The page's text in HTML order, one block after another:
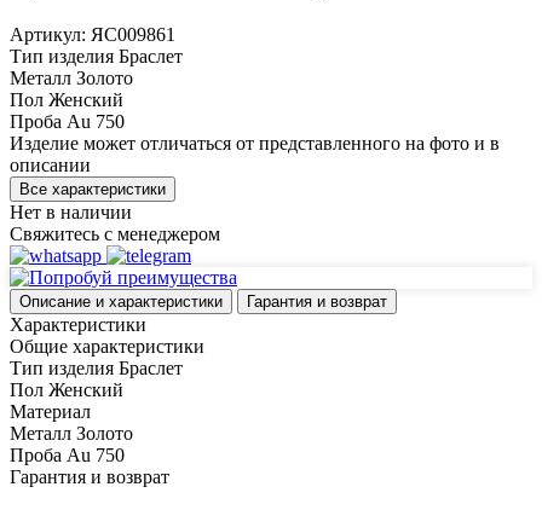
Артикул: ЯС009861
Тип изделия Браслет
Металл Золото
Пол Женский
Проба Au 750
Изделие может отличаться от представленного на фото и в
описании
Все характеристики
Нет в наличии
Свяжитесь с менеджером
Описание и характеристики Гарантия и возврат
Характеристики
Общие характеристики
Тип изделия Браслет
Пол Женский
Материал
Металл Золото
Проба Au 750
Гарантия и возврат